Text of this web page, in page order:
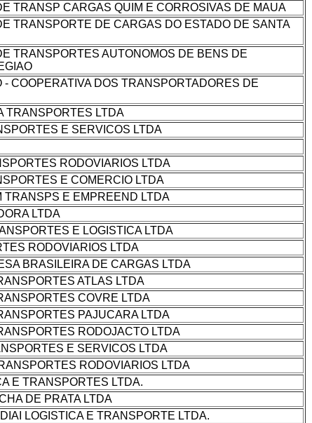
TRANSP CARGAS QUIM E CORROSIVAS DE MAUA
TRANSPORTE DE CARGAS DO ESTADO DE SANTA
TRANSPORTES AUTONOMOS DE BENS DE
- COOPERATIVA DOS TRANSPORTADORES DE
TRANSPORTES LTDA
E SERVICOS LTDA
RODOVIARIOS LTDA
E COMERCIO LTDA
TRANSPS E EMPREEND LTDA
LTDA
E LOGISTICA LTDA
RODOVIARIOS LTDA
BRASILEIRA DE CARGAS LTDA
ATLAS LTDA
COVRE LTDA
PAJUCARA LTDA
RODOJACTO LTDA
E SERVICOS LTDA
RODOVIARIOS LTDA
E TRANSPORTES LTDA.
DE PRATA LTDA
LOGISTICA E TRANSPORTE LTDA.